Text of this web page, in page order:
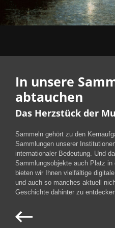
In unsere
abtauchen
Das Herzstück der
Sammeln gehört zu den
Sammlungen unserer
internationaler Bedeutung. Und
Sammlungsobjekte auch Platz in
bieten wir Ihnen vielfältige
und auch so manches aktuell
Geschichte dahinter zu